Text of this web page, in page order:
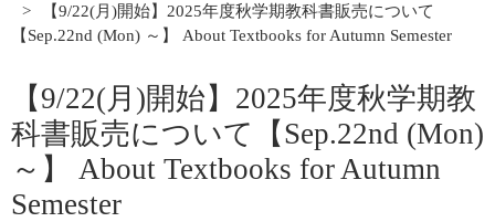
【9/22(月)開始】2025年度秋学期教科書販売について
【Sep.22nd (Mon) ～】 About Textbooks for Autumn Semester
【9/22(月)開始】2025年度秋学期教
科書販売について【Sep.22nd (Mon)
～】 About Textbooks for Autumn
Semester